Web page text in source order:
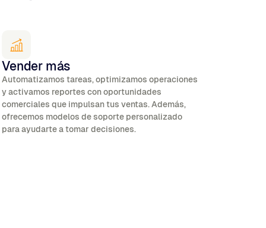
Vender más
Automatizamos tareas, optimizamos operaciones
y activamos reportes con oportunidades
comerciales que impulsan tus ventas. Además,
ofrecemos modelos de soporte personalizado
para ayudarte a tomar decisiones.